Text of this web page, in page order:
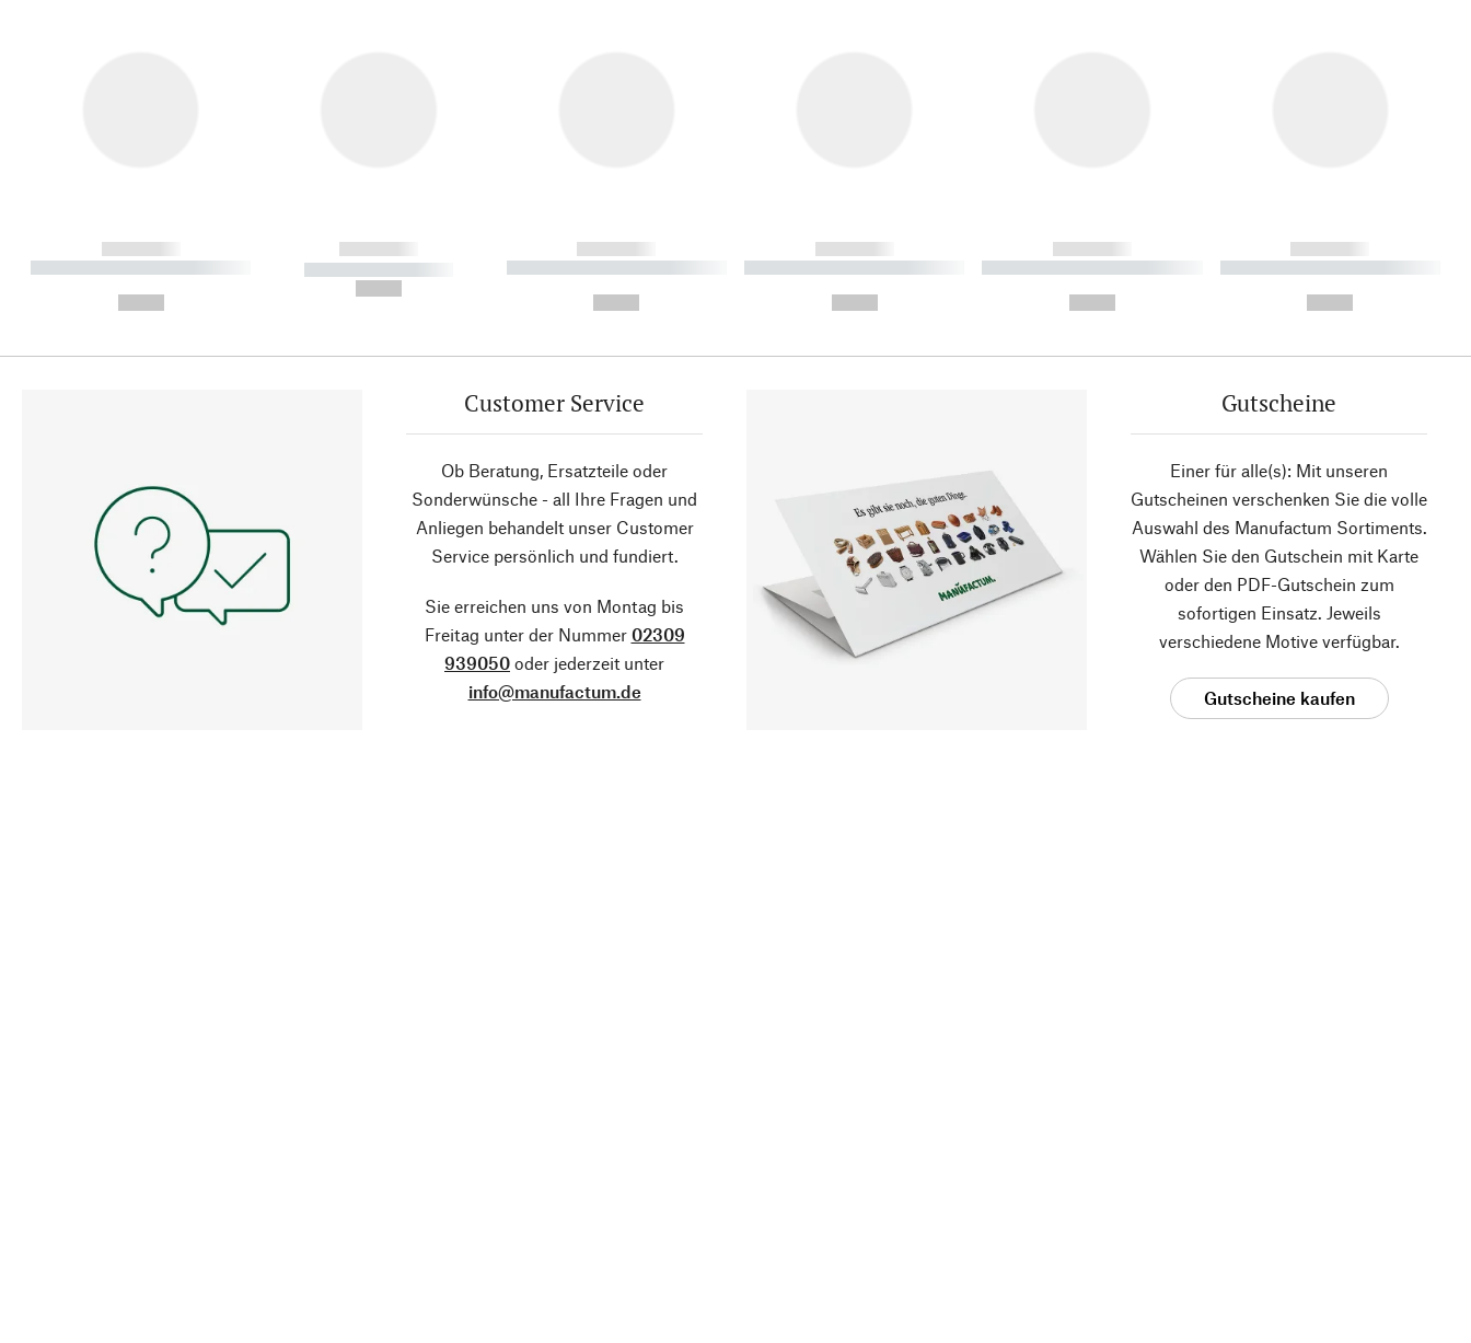
------------
----------- ----------- ----------
------------
----------- -----------
------------
----------- ----------- ----------
------------
----------- ----------- ----------
------------
----------- ----------- ----------
------------
----------- ----------- ----------
Customer Service
Ob Beratung, Ersatzteile oder
Sonderwünsche - all Ihre Fragen und
Anliegen behandelt unser Customer
Service persönlich und fundiert.
Sie erreichen uns von Montag bis
Freitag unter der Nummer 02309
939050 oder jederzeit unter
info@manufactum.de
Gutscheine
Einer für alle(s): Mit unseren
Gutscheinen verschenken Sie die volle
Auswahl des Manufactum Sortiments.
Wählen Sie den Gutschein mit Karte
oder den PDF-Gutschein zum
sofortigen Einsatz. Jeweils
verschiedene Motive verfügbar.
Gutscheine kaufen